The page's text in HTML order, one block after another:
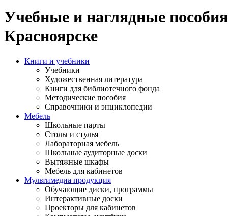
Учебные и наглядные
Красноярске
Книги и учебники
Учебники
Художественная литература
Книги для библиотечного фонда
Методические пособия
Справочники и энциклопедии
Мебель
Школьные парты
Столы и стулья
Лабораторная мебель
Школьные аудиторные доски
Вытяжные шкафы
Мебель для кабинетов
Мультимедиа продукция
Обучающие диски, программы
Интерактивные доски
Проекторы для кабинетов